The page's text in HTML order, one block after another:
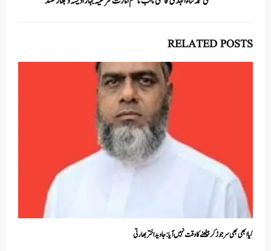
RELATED POSTS
کیا ابھی بھی سر جوڑ کر بیٹھنے کا وقت نہیں آیا:جاوید اختر بھارتی